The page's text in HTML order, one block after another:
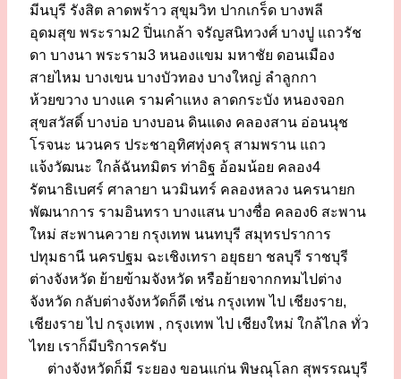
มีนบุรี รังสิต ลาดพร้าว สุขุมวิท ปากเกร็ด บางพลี
อุดมสุข พระราม2 ปิ่นเกล้า จรัญสนิทวงศ์ บางปู แถวรัช
ดา บางนา พระราม3 หนองแขม มหาชัย ดอนเมือง
สายไหม บางเขน บางบัวทอง บางใหญ่ ลำลูกกา
ห้วยขวาง บางแค รามคำแหง ลาดกระบัง หนองจอก
สุขสวัสดิ์ บางบ่อ บางบอน ดินแดง คลองสาน อ่อนนุช
โรจนะ นวนคร ประชาอุทิศทุ่งครุ สามพราน แถว
แจ้งวัฒนะ ใกล้ฉันทมิตร ท่าอิฐ อ้อมน้อย คลอง4
รัตนาธิเบศร์ ศาลายา นวมินทร์ คลองหลวง นครนายก
พัฒนาการ รามอินทรา บางแสน บางซื่อ คลอง6 สะพาน
ใหม่ สะพานควาย กรุงเทพ นนทบุรี สมุทรปราการ
ปทุมธานี นครปฐม ฉะเชิงเทรา อยุธยา ชลบุรี ราชบุรี
ต่างจังหวัด ย้ายข้ามจังหวัด หรือย้ายจากกทมไปต่าง
จังหวัด กลับต่างจังหวัดก็ดี เช่น กรุงเทพ ไป เชียงราย,
เชียงราย ไป กรุงเทพ , กรุงเทพ ไป เชียงใหม่ ใกล้ไกล ทั่ว
ไทย เราก็มีบริการครับ
ต่างจังหวัดก็มี ระยอง ขอนแก่น พิษณุโลก สุพรรณบุรี